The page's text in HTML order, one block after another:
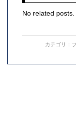
No related posts.
カテゴリ：